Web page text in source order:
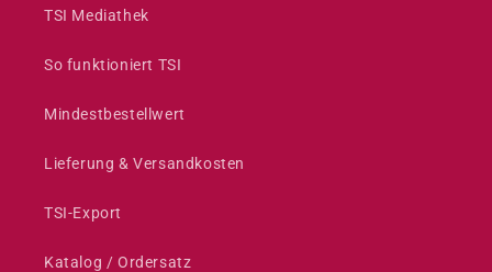
TSI Mediathek
So funktioniert TSI
Mindestbestellwert
Lieferung & Versandkosten
TSI-Export
Katalog / Ordersatz